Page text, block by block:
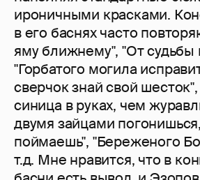
ироничными красками.
в его баснях часто
яму ближнему", "От судьбы
"Горбатого могила
сверчок знай свой
синица в руках, чем
двумя зайцами
поймаешь", "Береженого
т.д. Мне нравится, что в